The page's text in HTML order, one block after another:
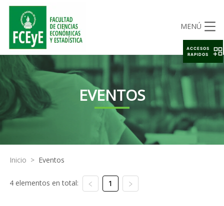
MENÚ
EVENTOS
Inicio > Eventos
4 elementos en total: 1
ACCESOS
RAPIDOS